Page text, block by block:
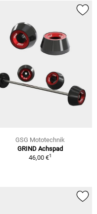
GSG Mototechnik
GRIND Achspad
46,00 €1